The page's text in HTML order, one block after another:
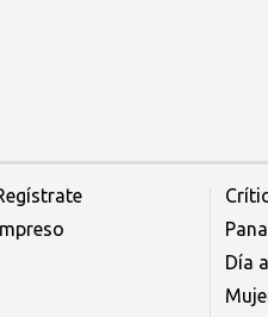
Impreso
Día